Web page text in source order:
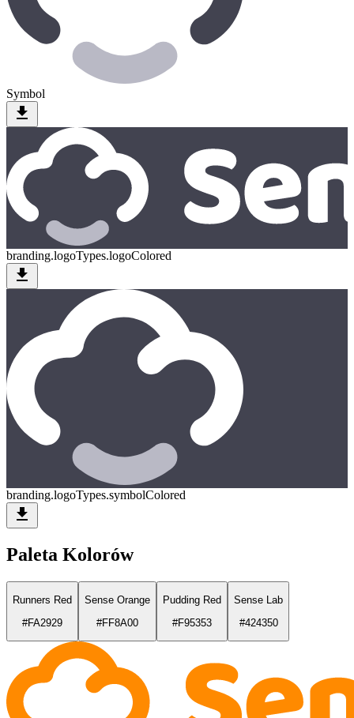
Symbol
download
branding.logoTypes.logoColored
download
branding.logoTypes.symbolColored
download
Paleta Kolorów
Runners Red
#FA2929
Sense Orange
#FF8A00
Pudding Red
#F95353
Sense Lab
#424350